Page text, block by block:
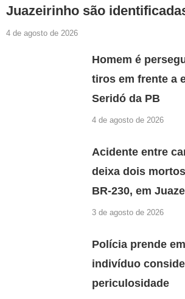
Juazeirinho são
4 de agosto de 2026
Homem é
tiros em frente a
Seridó da PB
4 de agosto de 2026
Acidente entre
deixa dois
BR-230, em
3 de agosto de 2026
Polícia prende
indivíduo
periculosidade